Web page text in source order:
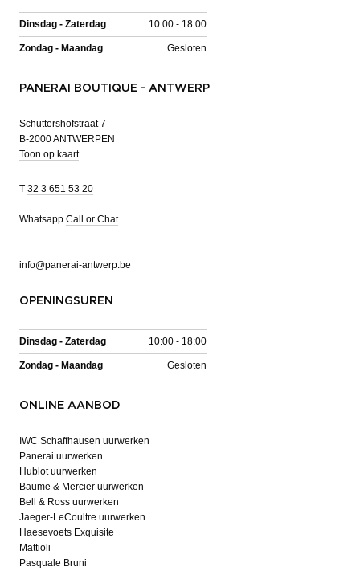
Dinsdag - Zaterdag 10:00 - 18:00
Zondag - Maandag Gesloten
PANERAI BOUTIQUE - ANTWERP
Schuttershofstraat 7
B-2000 ANTWERPEN
Toon op kaart
T 32 3 651 53 20
Whatsapp Call or Chat
info@panerai-antwerp.be
OPENINGSUREN
Dinsdag - Zaterdag 10:00 - 18:00
Zondag - Maandag Gesloten
ONLINE AANBOD
IWC Schaffhausen uurwerken
Panerai uurwerken
Hublot uurwerken
Baume & Mercier uurwerken
Bell & Ross uurwerken
Jaeger-LeCoultre uurwerken
Haesevoets Exquisite
Mattioli
Pasquale Bruni